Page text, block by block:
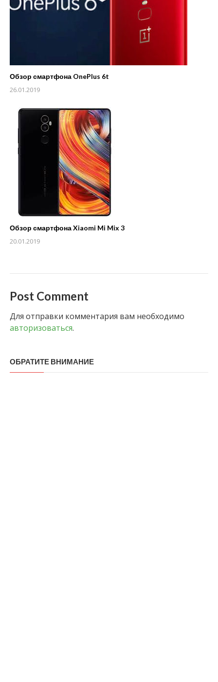
Обзор смартфона OnePlus 6t
26.01.2019
Обзор смартфона Xiaomi Mi Mix 3
20.01.2019
Post Comment
Для отправки комментария вам необходимо
авторизоваться.
ОБРАТИТЕ ВНИМАНИЕ